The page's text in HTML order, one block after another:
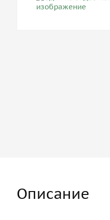
Описание